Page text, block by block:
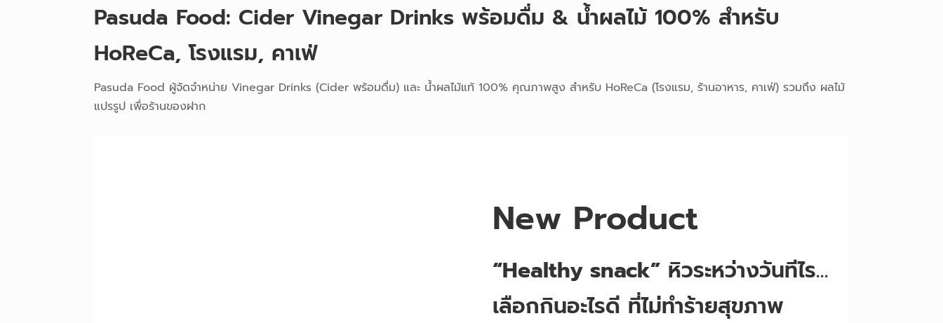
Pasuda Food: Cider Vinegar Drinks พร้อมดื่ม & น้ำผลไม้ 100% สำหรับ
HoReCa, โรงแรม, คาเฟ่
Pasuda Food ผู้จัดจำหน่าย Vinegar Drinks (Cider พร้อมดื่ม) และ น้ำผลไม้แท้ 100% คุณภาพสูง สำหรับ HoReCa (โรงแรม, ร้านอาหาร, คาเฟ่) รวมถึง ผลไม้
แปรรูป เพื่อร้านของฝาก
New Product
“Healthy snack”หิวระหว่างวันทีไร…
เลือกกินอะไรดี ที่ไม่ทำร้ายสุขภาพ